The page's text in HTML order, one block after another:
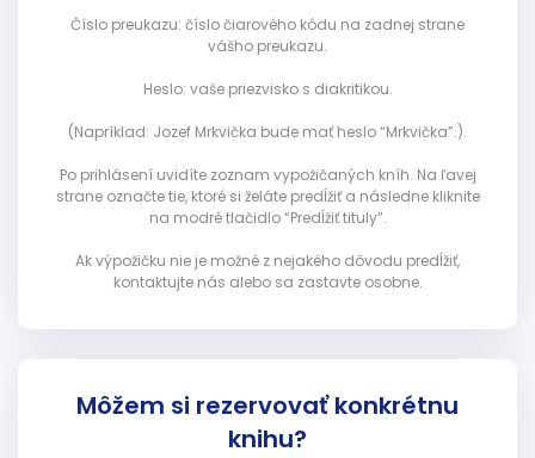
Číslo preukazu: číslo čiarového kódu na zadnej strane
vášho preukazu.
Heslo: vaše priezvisko s diakritikou.
(Napríklad: Jozef Mrkvička bude mať heslo “Mrkvička”.).
Po prihlásení uvidíte zoznam vypožičaných kníh. Na ľavej
strane označte tie, ktoré si želáte predĺžiť a následne kliknite
na modré tlačidlo “Predĺžiť tituly”.
Ak výpožičku nie je možné z nejakého dôvodu predĺžiť,
kontaktujte nás alebo sa zastavte osobne.
Môžem si rezervovať konkrétnu
knihu?